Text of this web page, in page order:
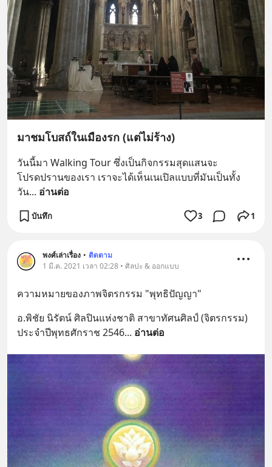
มาชมโบสถ์ในเมืองรก (แต่ไม่ร้าง)
วันนี้มา Walking Tour ซึ่งเป็นกิจกรรมสุดแสนจะ
โปรดปรานของเรา เราจะได้เห็นเนเปิลแบบที่มันเป็นทั้ง
วัน... อ่านต่อ
บันทึก 3 1
พงศ์เล่าเรื่อง • ติดตาม
1 มี.ค. 2021 เวลา 02:28 • ศิลปะ & ออกแบบ
ความหมายของภาพจิตรกรรม "พุทธิปัญญา"
อ.พิชัย นิรัตน์ ศิลปินแห่งชาติ สาขาทัศนศิลป์ (จิตรกรรม)
ประจำปีพุทธศักราช 2546... อ่านต่อ